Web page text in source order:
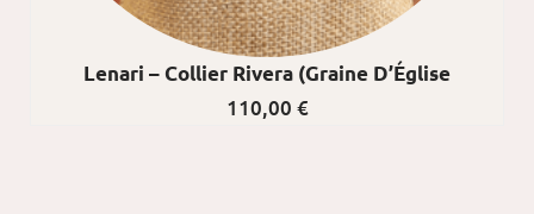
Lenari – Collier Rivera (graine D’Église
110,00 €